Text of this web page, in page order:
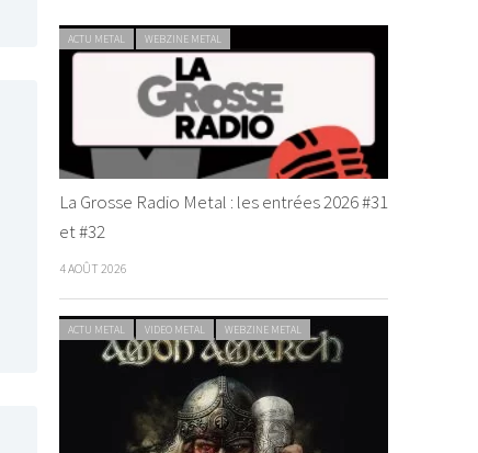
ACTU METAL WEBZINE METAL
La Grosse Radio Metal : les entrées 2026 #31
et #32
4 AOÛT 2026
ACTU METAL VIDEO METAL WEBZINE METAL